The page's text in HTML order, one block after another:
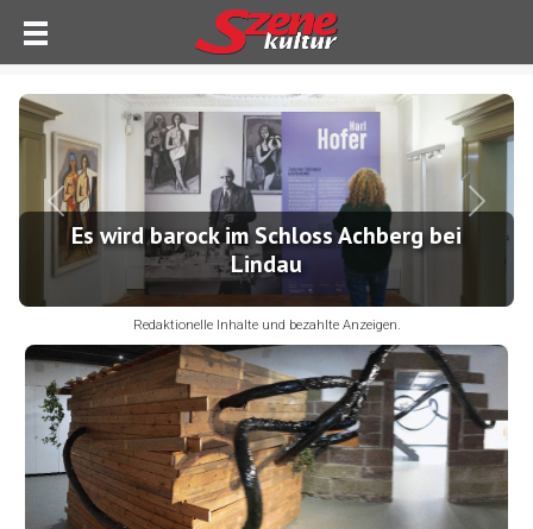
Es wird barock im Schloss Achberg bei
Lindau
Previous Next
Redaktionelle Inhalte und bezahlte Anzeigen.